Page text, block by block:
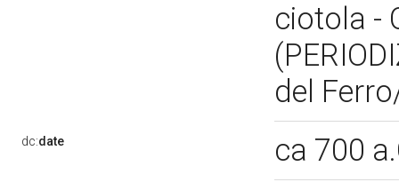
ciotola -
del
dc:date ca 700